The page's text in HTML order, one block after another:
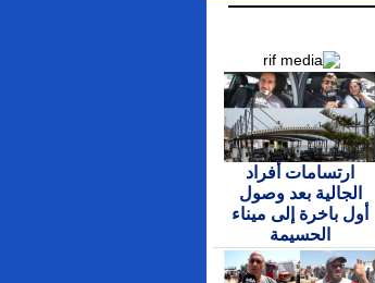
ارتسامات أفراد
الجالية بعد وصول
أول باخرة إلى ميناء
الحسيمة